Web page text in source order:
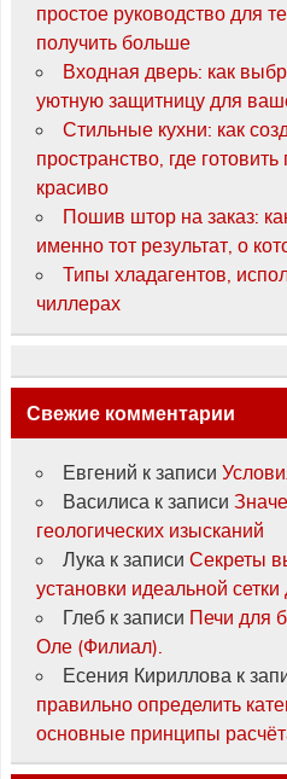
простое руководство для
получить больше
Входная дверь: как
уютную защитницу для
Стильные кухни: как
пространство, где
красиво
Пошив штор на заказ:
именно тот результат, о
Типы хладагентов,
чиллерах
Свежие комментарии
Евгений к записи
Василиса к записи
геологических изысканий
Лука к записиСекреты
установки идеальной
Глеб к записи Печи для
Оле (Филиал).
Есения Кириллова к
правильно определить
основные принципы